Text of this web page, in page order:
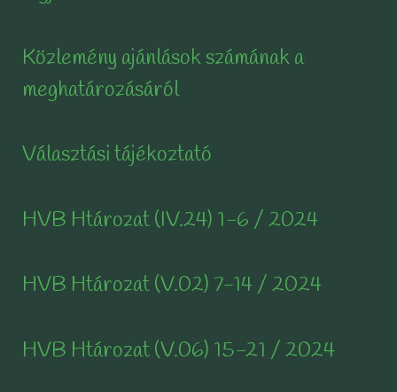
Közlemény ajánlások számának a
meghatározásáról
Választási tájékoztató
HVB Htározat (IV.24) 1-6 / 2024
HVB Htározat (V.02) 7-14 / 2024
HVB Htározat (V.06) 15-21 / 2024